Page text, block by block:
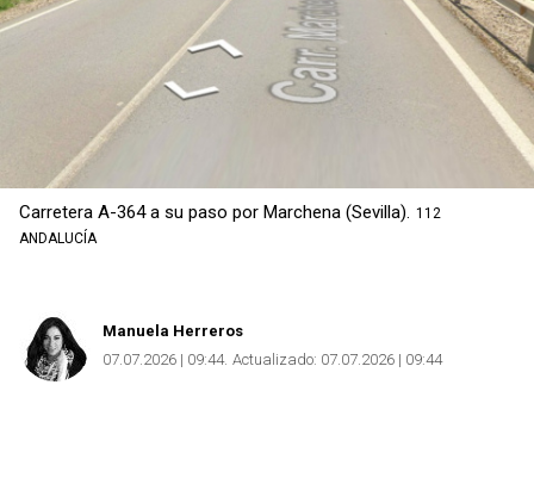
Carretera A-364 a su paso por Marchena (Sevilla). 112
ANDALUCÍA
Manuela Herreros
07.07.2026 | 09:44 Actualizado: 07.07.2026 | 09:44